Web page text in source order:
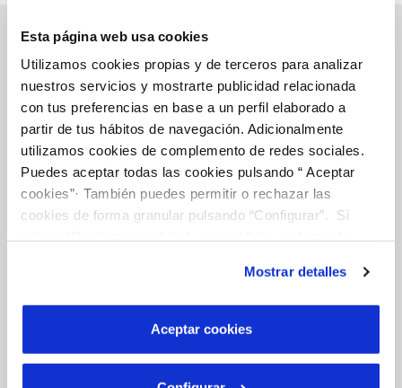
Esta página web usa cookies
Utilizamos cookies propias y de terceros para analizar
nuestros servicios y mostrarte publicidad relacionada
con tus preferencias en base a un perfil elaborado a
partir de tus hábitos de navegación. Adicionalmente
utilizamos cookies de complemento de redes sociales.
Puedes aceptar todas las cookies pulsando “ Aceptar
cookies”· También puedes permitir o rechazar las
cookies de forma granular pulsando “Configurar”. Si
son indispensables para que el sitio web funcione y que
por tanto no se pueden desactivar. Puedes consultar
más información en nuestraPolítica de Cookies
Mostrar detalles
Aceptar cookies
Gestiones Online
FACTURAS, PAGOS Y CONSUMOS
CONTRATOS
MODIFICACIÓN DE DATOS